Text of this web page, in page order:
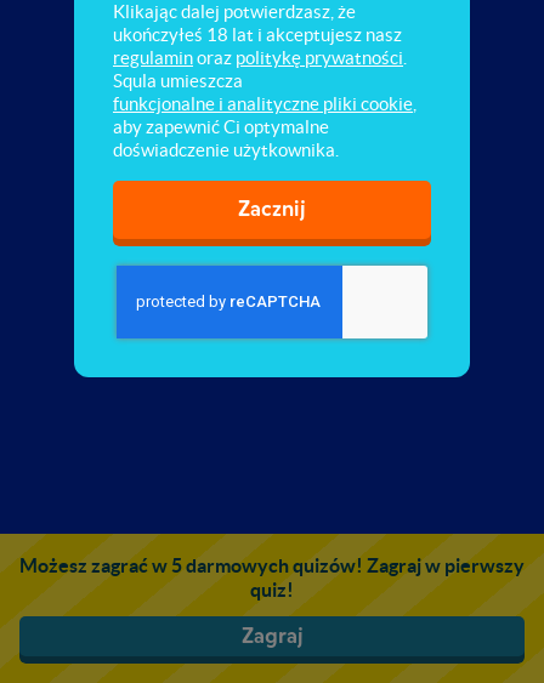
Możesz zagrać w 5 darmowych quizów! Zagraj w pierwszy
quiz!
Zagraj
Klikając dalej potwierdzasz, że
ukończyłeś 18 lat i akceptujesz nasz
regulaminoraz politykę prywatności
Squla umieszcza
funkcjonalne i analityczne pliki cookie
aby zapewnić Ci optymalne
doświadczenie użytkownika.
Zacznij